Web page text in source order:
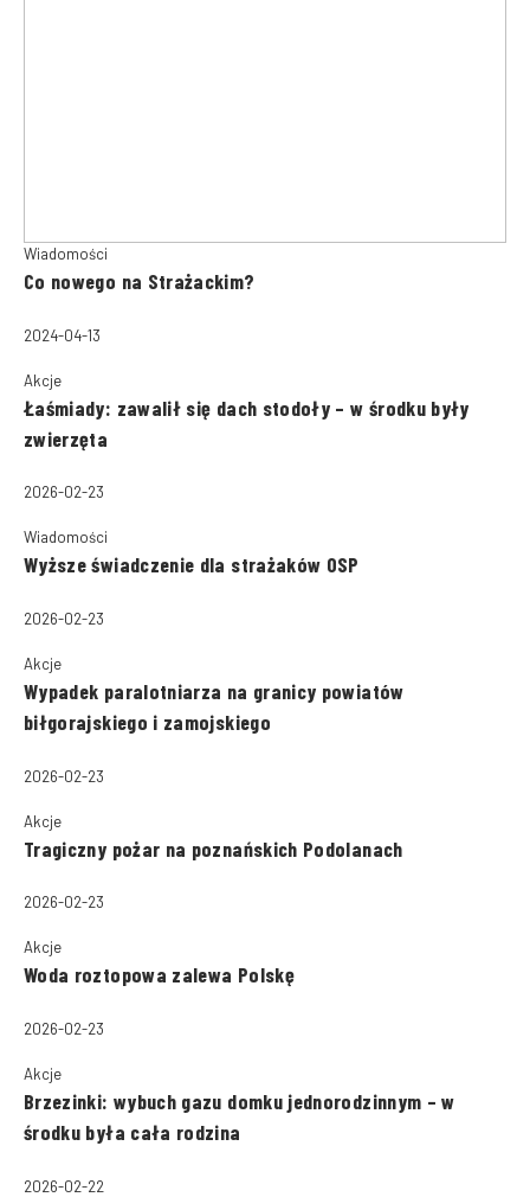
Wiadomości
Co nowego na Strażackim?
2024-04-13
Akcje
Łaśmiady: zawalił się dach stodoły – w środku były
zwierzęta
2026-02-23
Wiadomości
Wyższe świadczenie dla strażaków OSP
2026-02-23
Akcje
Wypadek paralotniarza na granicy powiatów
biłgorajskiego i zamojskiego
2026-02-23
Akcje
Tragiczny pożar na poznańskich Podolanach
2026-02-23
Akcje
Woda roztopowa zalewa Polskę
2026-02-23
Akcje
Brzezinki: wybuch gazu domku jednorodzinnym – w
środku była cała rodzina
2026-02-22